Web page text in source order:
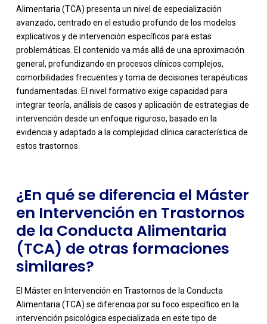
Alimentaria (TCA) presenta un nivel de especialización
avanzado, centrado en el estudio profundo de los modelos
explicativos y de intervención específicos para estas
problemáticas. El contenido va más allá de una aproximación
general, profundizando en procesos clínicos complejos,
comorbilidades frecuentes y toma de decisiones terapéuticas
fundamentadas. El nivel formativo exige capacidad para
integrar teoría, análisis de casos y aplicación de estrategias de
intervención desde un enfoque riguroso, basado en la
evidencia y adaptado a la complejidad clínica característica de
estos trastornos.
-
¿En qué se diferencia el Máster
en Intervención en Trastornos
de la Conducta Alimentaria
(TCA) de otras formaciones
similares?
El Máster en Intervención en Trastornos de la Conducta
Alimentaria (TCA) se diferencia por su foco específico en la
intervención psicológica especializada en este tipo de